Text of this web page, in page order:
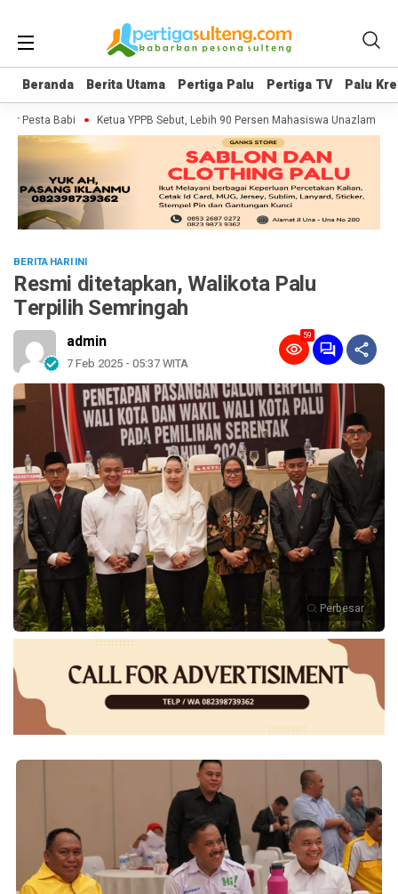
Beranda Berita Utama Pertiga Palu Pertiga TV Palu
Beranda Berita Utama Pertiga Palu Pertiga TV Palu
Pesta Babi Ketua YPPB Sebut, Lebih 90 Persen Mahasiswa Unazlam
BERITA HARI INI
Resmi ditetapkan, Walikota Palu
Terpilih Semringah
admin
7 Feb 2025 - 05:37 WITA
59
Perbesar